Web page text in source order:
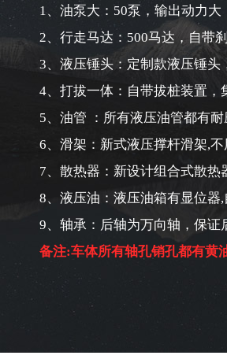
1、油泵大：50泵，输出动力大
2、行走马达：500马达，自带
3、液压锤头：定制款液压锤头
4、打拔一体：自带拔桩装置，
5、油管 ：所有液压油管都有耐
6、滑架：新式液压撑杆滑架,不
7、散热器：新设计组合式散热
8、液压油：液压油箱有显位器,
9、轴承：后轴为万向轴，保证
备注:车体所有轴孔销孔都有黄